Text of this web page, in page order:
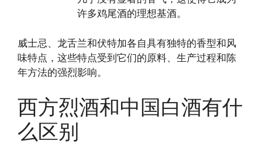
许多鸡尾酒的理想基酒。
威士忌、龙舌兰和伏特加各自具有独特的香型和风
味特点，这些特点受到它们的原料、生产过程和陈
年方法的强烈影响。
西方烈酒和中国白酒有什
么区别